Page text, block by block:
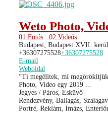
Weto Photo,
01 Fotós
02 Videós
Budapest, Budapest XVII.
+36307275528+36307275528
E-mail
Weboldal
“Ti megélitek, mi
Photo, Video egy 2019 ...
Jegyes / Páros, Esküvő
Rendezvény, Ballagás,
Portré, Reklám, Imázs,